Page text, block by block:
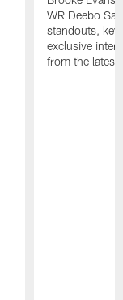
WR Deebo
standouts,
exclusive
from the latest